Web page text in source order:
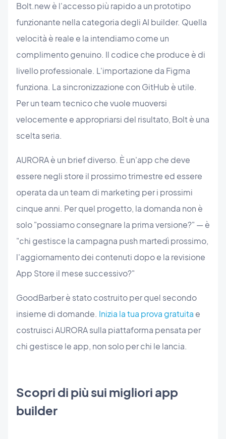
Bolt.new è l'accesso più rapido a un prototipo
funzionante nella categoria degli AI builder. Quella
velocità è reale e la intendiamo come un
complimento genuino. Il codice che produce è di
livello professionale. L'importazione da Figma
funziona. La sincronizzazione con GitHub è utile.
Per un team tecnico che vuole muoversi
velocemente e appropriarsi del risultato, Bolt è una
scelta seria.
AURORA è un brief diverso. È un'app che deve
essere negli store il prossimo trimestre ed essere
operata da un team di marketing per i prossimi
cinque anni. Per quel progetto, la domanda non è
solo "possiamo consegnare la prima versione?" — è
"chi gestisce la campagna push martedì prossimo,
l'aggiornamento dei contenuti dopo e la revisione
App Store il mese successivo?"
GoodBarber è stato costruito per quel secondo
insieme di domande. Inizia la tua prova gratuita e
costruisci AURORA sulla piattaforma pensata per
chi gestisce le app, non solo per chi le lancia.
Scopri di più sui migliori app
builder